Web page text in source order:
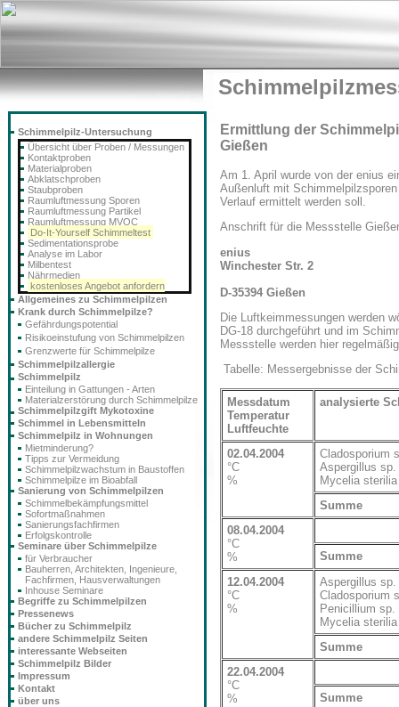
Ermittlung der
Gießen
Am 1. April wurde von der enius
Außenluft mit
Verlauf ermittelt werden soll.
Anschrift für die Messstelle
enius
Winchester Str. 2
D-35394 Gießen
Die Luftkeimmessungen werden
DG-18 durchgeführt und im
Messstelle werden hier
Tabelle: Messergebnisse der
Messdatum
Temperatur
Luftfeuchte
analysierte
02.04.2004
°C
%
Cladosporium
Aspergillus sp.
Mycelia sterilia
Summe
08.04.2004
°C
%
Summe
12.04.2004
°C
%
Aspergillus sp.
Cladosporium
Penicillium sp.
Mycelia sterilia
Summe
22.04.2004
°C
%
Summe
Schimmelpilz-Untersuchung
Übersicht über Proben / Messungen
Kontaktproben
Materialproben
Abklatschproben
Staubproben
Raumluftmessung Sporen
Raumluftmessung Partikel
Raumluftmessung MVOC
Do-It-Yourself Schimmeltest
Sedimentationsprobe
Analyse im Labor
Milbentest
Nährmedien
kostenloses Angebot anfordern
Allgemeines zu Schimmelpilzen
Krank durch Schimmelpilze?
Gefährdungspotential
Risikoeinstufung von Schimmelpilzen
Grenzwerte für Schimmelpilze
Schimmelpilzallergie
Schimmelpilz
Einteilung in Gattungen - Arten
Materialzerstörung durch Schimmelpilze
Schimmelpilzgift Mykotoxine
Schimmel in Lebensmitteln
Schimmelpilz in Wohnungen
Mietminderung?
Tipps zur Vermeidung
Schimmelpilzwachstum in Baustoffen
Schimmelpilze im Bioabfall
Sanierung von Schimmelpilzen
Schimmelbekämpfungsmittel
Sofortmaßnahmen
Sanierungsfachfirmen
Erfolgskontrolle
Seminare über Schimmelpilze
für Verbraucher
Bauherren, Architekten, Ingenieure,
Fachfirmen, Hausverwaltungen
Inhouse Seminare
Begriffe zu Schimmelpilzen
Pressenews
Bücher zu Schimmelpilz
andere Schimmelpilz Seiten
interessante Webseiten
Schimmelpilz Bilder
Impressum
Kontakt
über uns